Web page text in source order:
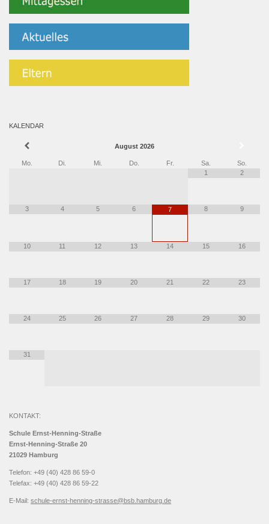
KALENDAR
August 2026
Mo. Di. Mi. Do. Fr. Sa.
So.
1
2
3 4 5 6 7 8 9
10 11 12 13 14 15 16
17 18 19 20 21 22 23
24 25 26 27 28 29 30
31
KONTAKT:
Schule Ernst-Henning-Straße
Ernst-Henning-Straße 20
21029 Hamburg
Telefon: +49 (40) 428 86 59-0
Telefax: +49 (40) 428 86 59-22
E-Mail: schule-ernst-henning-strasse@bsb.hamburg.de